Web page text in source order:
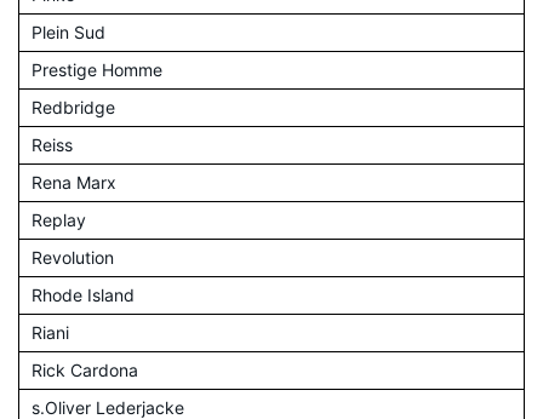
Plein Sud
Prestige Homme
Redbridge
Reiss
Rena Marx
Replay
Revolution
Rhode Island
Riani
Rick Cardona
s.Oliver Lederjacke